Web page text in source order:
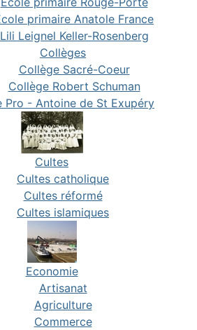
primaire Anatole France
Lili Leignel Keller-Rosenberg
Collèges
Collège Sacré-Coeur
Collège Robert Schuman
Pro - Antoine de St Exupéry
Cultes
Cultes catholique
Cultes réformé
Cultes islamiques
Economie
Artisanat
Agriculture
Commerce